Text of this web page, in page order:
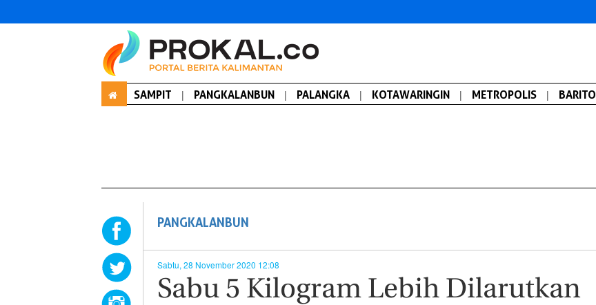
SAMPIT | PANGKALANBUN | PALANGKA | KOTAWARINGIN | METROPOLIS | BARITO
PANGKALANBUN
Sabtu, 28 November 2020 12:08
Sabu 5 Kilogram Lebih Dilarutkan